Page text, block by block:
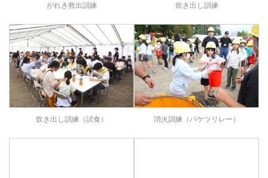
がれき救出訓練 炊き出し訓練
炊き出し訓練（試食） 消火訓練（バケツリレー）